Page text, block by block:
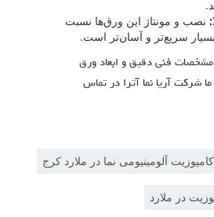
نصب و مونتاژ این ورق‌ها نسبت
سریع‌تر و آسان‌تر است.
فنی دقیق و ابعاد ورق
ما شرکت آریا نما آترا در تماس
آلومینیومی نما در ملارد کرج
در ملارد